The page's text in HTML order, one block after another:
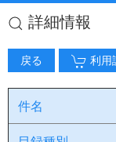
詳細情報
戻る 利用
件名